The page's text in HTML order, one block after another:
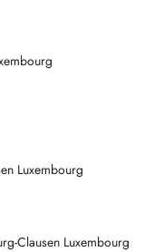
Luxembourg
Clausen Luxembourg